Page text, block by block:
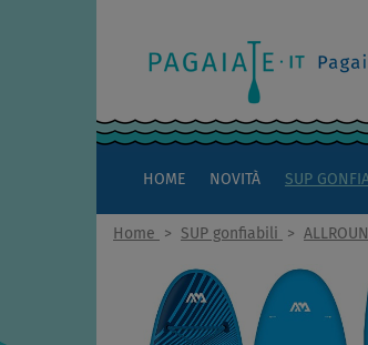
HOME NOVITÀ SUP
Home > SUP gonfiabili >